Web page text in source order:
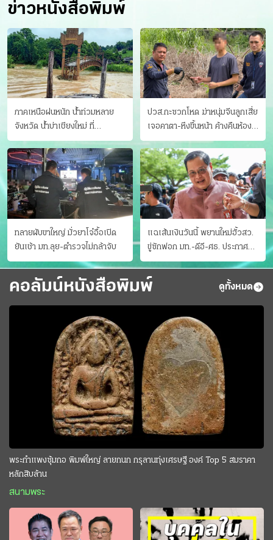
ข่าวหนังสือพิมพ์
ภาคเหนือฝนหนัก น้ำท่วมหลาย
จังหวัด นํ้าบ่าเชียงใหม่ ที่
แม่ฮ่องสอน ซัดสะพานขาด
ปวส.กะซวกโหด ฆ่าหนุ่มจีนลูกเสี่ย
เจอคาตา-หึงขึ้นหน้า ค้างคืนห้อง
แฟนสาว
ทลายผับขาใหญ่ มั่วยาโจ๋อื้อเปิด
ยันเช้า มท.ลุย-ตำรวจไม่กล้าจับ
แฉเส้นเงินวันนี้ พยานใหม่ฮั้วสว.
ขู่ซักฟอก มท.-ดีอี-ศธ. ประกาศ
บัญชีท้องถิ่น
คอลัมน์หนังสือพิมพ์ ดูทั้งหมด
พระกำแพงซุ้มกอ พิมพ์ใหญ่ ลายกนก กรุลานทุ่งเศรษฐี องค์ Top 5 สมราคา
หลักสิบล้าน
สนามพระ